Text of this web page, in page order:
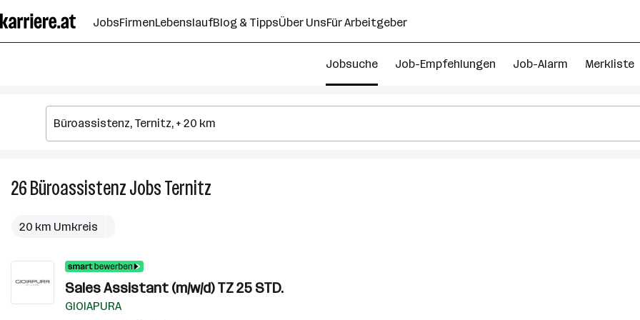
Seiteninhalt
springen
JobsFirmenLebenslaufBlog & TippsÜber UnsFür Arbeitgeber
Jobsuche Job-Empfehlungen Job-Alarm Merkliste
26BüroassistenzJobsTernitz
20 km Umkreis
Sales Assistant (m/w/d) TZ 25 STD.
GIOIAPURA